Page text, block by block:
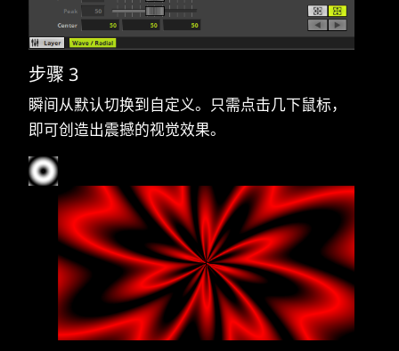
步骤 3
瞬间从默认切换到自定义。只需点击几下鼠标，
即可创造出震撼的视觉效果。